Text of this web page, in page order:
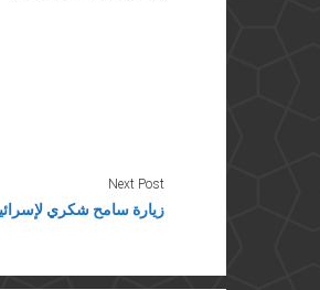
Next Post
زيارة سامح شكري